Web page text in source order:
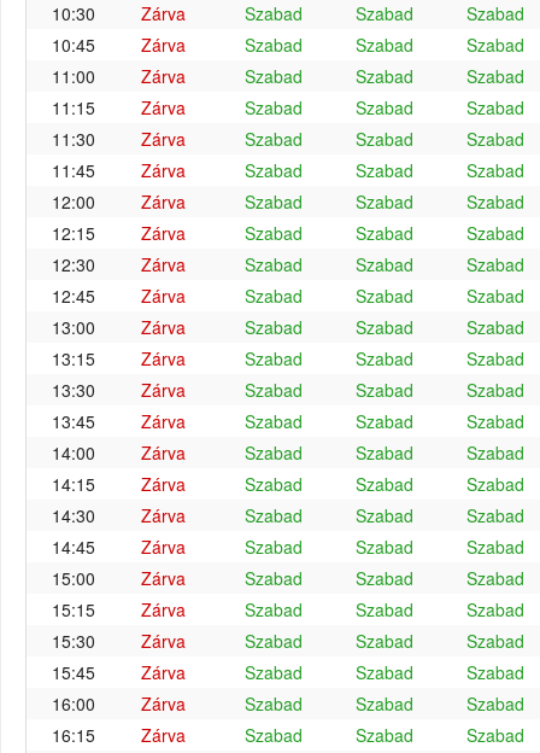
10:30
Zárva Szabad Szabad
Szabad
10:45
Zárva Szabad Szabad
Szabad
11:00
Zárva Szabad Szabad
Szabad
11:15
Zárva Szabad Szabad
Szabad
11:30
Zárva Szabad Szabad
Szabad
11:45
Zárva Szabad Szabad
Szabad
12:00
Zárva Szabad Szabad
Szabad
12:15
Zárva Szabad Szabad
Szabad
12:30
Zárva Szabad Szabad
Szabad
12:45
Zárva Szabad Szabad
Szabad
13:00
Zárva Szabad Szabad
Szabad
13:15
Zárva Szabad Szabad
Szabad
13:30
Zárva Szabad Szabad
Szabad
13:45
Zárva Szabad Szabad
Szabad
14:00
Zárva Szabad Szabad
Szabad
14:15
Zárva Szabad Szabad
Szabad
14:30
Zárva Szabad Szabad
Szabad
14:45
Zárva Szabad Szabad
Szabad
15:00
Zárva Szabad Szabad
Szabad
15:15
Zárva Szabad Szabad
Szabad
15:30
Zárva Szabad Szabad
Szabad
15:45
Zárva Szabad Szabad
Szabad
16:00
Zárva Szabad Szabad
Szabad
16:15
Zárva Szabad Szabad Szabad